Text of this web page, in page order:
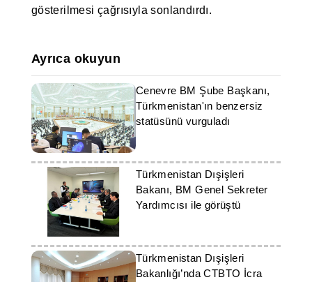
gösterilmesi çağrısıyla sonlandırdı.
Ayrıca okuyun
Cenevre BM Şube Başkanı,
Türkmenistan'ın benzersiz
statüsünü vurguladı
Türkmenistan Dışişleri
Bakanı, BM Genel Sekreter
Yardımcısı ile görüştü
Türkmenistan Dışişleri
Bakanlığı’nda CTBTO İcra